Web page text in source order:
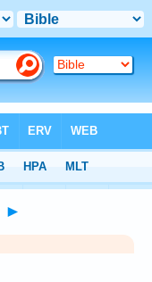
►